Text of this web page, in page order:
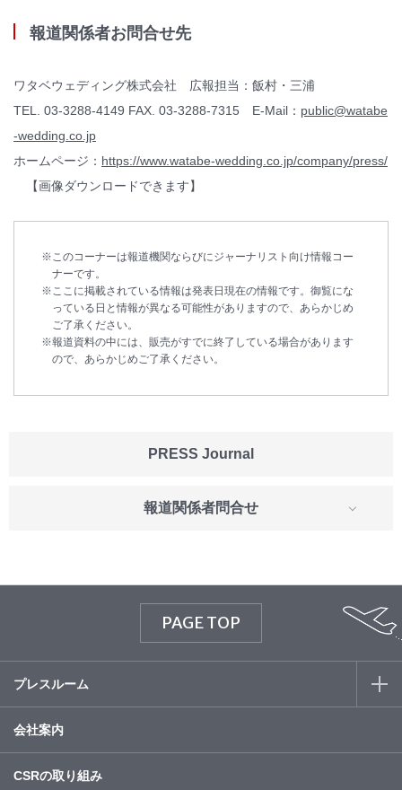
報道関係者お問合せ先
ワタベウェディング株式会社 広報担当：飯村・三浦
TEL. 03-3288-4149 FAX. 03-3288-7315 E-Mail： public@watabe
-wedding.co.jp
ホームページ： https://www.watabe-wedding.co.jp/company/press/
【画像ダウンロードできます】
このコーナーは報道機関ならびにジャーナリスト向け情報コー
ナーです。
ここに掲載されている情報は発表日現在の情報です。御覧にな
っている日と情報が異なる可能性がありますので、あらかじめ
ご了承ください。
報道資料の中には、販売がすでに終了している場合があります
ので、あらかじめご了承ください。
PRESS Journal
報道関係者問合せ
PAGE TOP
プレスルーム
会社案内
CSRの取り組み